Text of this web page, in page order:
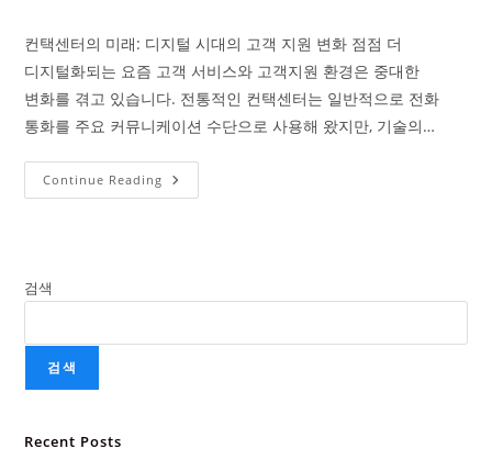
컨택센터의 미래: 디지털 시대의 고객 지원 변화 점점 더
디지털화되는 요즘 고객 서비스와 고객지원 환경은 중대한
변화를 겪고 있습니다. 전통적인 컨택센터는 일반적으로 전화
통화를 주요 커뮤니케이션 수단으로 사용해 왔지만, 기술의…
Continue Reading
검색
검색
Recent Posts